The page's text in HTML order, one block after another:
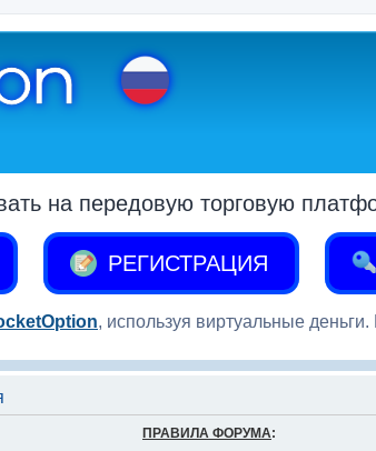
на передовую торговую
РЕГИСТРАЦИЯ
, используя виртуальные
ПРАВИЛА ФОРУМА: